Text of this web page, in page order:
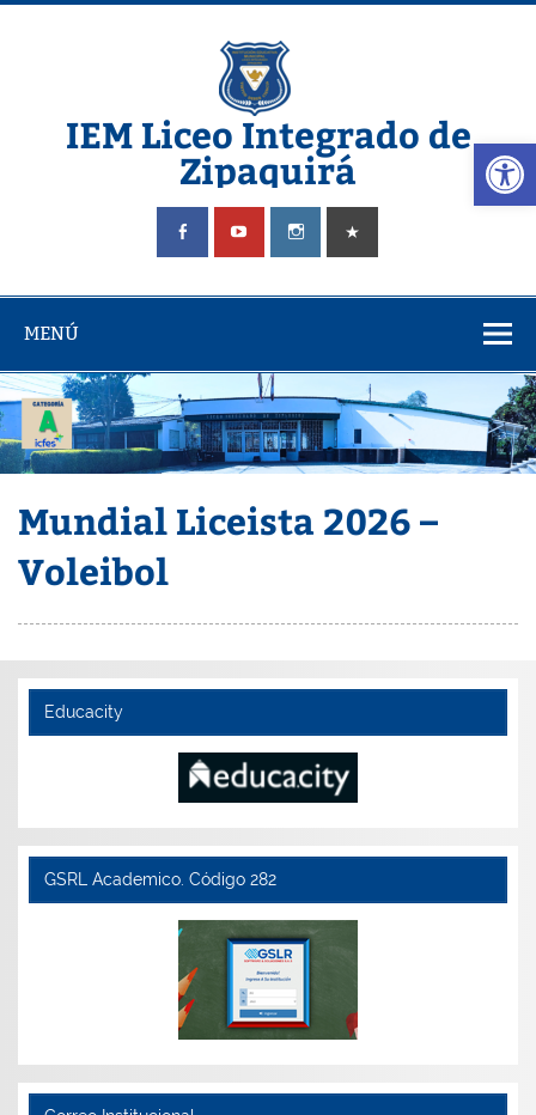
Abrir
Saltar
IEM Liceo Integrado de
Zipaquirá
Pagina del Liceo Integrado Zipaquira
MENÚ
Mundial Liceista 2026 –
Voleibol
Educacity
GSRL Academico. Código 282